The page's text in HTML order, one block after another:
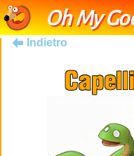
Oh My
Indietro